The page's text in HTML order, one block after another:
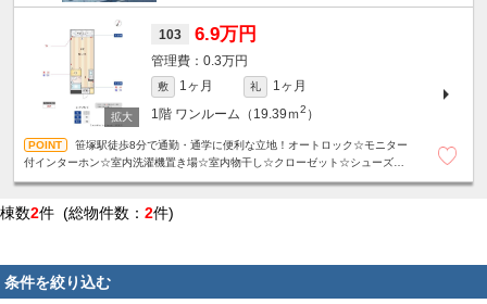
103 6.9万円
0.3万円
敷 1ヶ月 礼
1ヶ月
1階 ワンルーム（19.39ｍ2 ）
笹塚駅徒歩8分で通勤・通学に便利な立地！オートロック☆モニター
付インターホン☆室内洗濯機置き場☆室内物干し☆クローゼット☆シューズボ
棟数2件 (総物件数： 2件)
条件を絞り込む